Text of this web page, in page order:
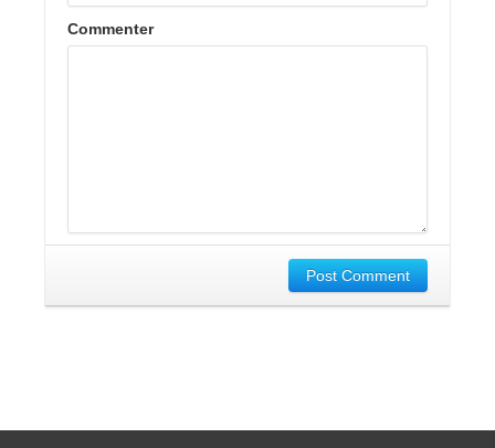
Commenter
Post Comment